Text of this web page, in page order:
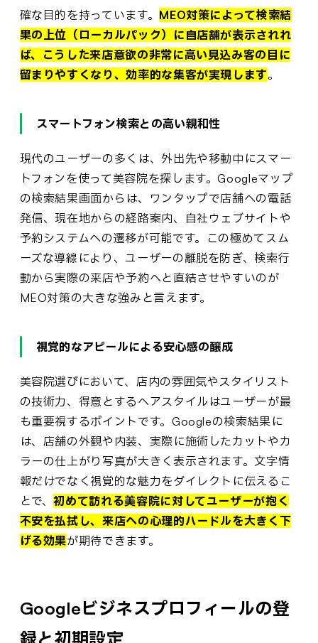
確な目的を持っています。 MEO対策によって検索結
果の上位（ローカルパック）に自店舗が表示されれ
ば、こうした来店意欲の非常に高い見込み客の目に
留まりやすくなり、効率的な集客が実現します。
スマートフォン検索との高い親和性
現代のユーザーの多くは、外出先や移動中にスマー
トフォンを使って美容院を探します。Googleマップ
の検索結果画面からは、ワンタップで店舗への電話
発信、現在地からの経路案内、自社ウェブサイトや
予約システムへの遷移が可能です。この極めてスム
ーズな導線により、ユーザーの離脱を防ぎ、検索行
動から実際の来店や予約へと直結させやすいのが
MEO対策の大きな強みと言えます。
視覚的なアピールによる安心感の醸成
美容院選びにおいて、店内の雰囲気やスタイリスト
の技術力、得意とするヘアスタイルはユーザーが最
も重要視するポイントです。Googleの検索結果に
は、店舗の外観や内装、実際に施術したカットやカ
ラーの仕上がり写真が大きく表示されます。文字情
報だけでなく視覚的な魅力をダイレクトに伝えるこ
とで、初めて訪れる美容院に対してユーザーが抱く
不安を払拭し、来店への心理的ハードルを大きく下
げる効果が期待できます。
Googleビジネスプロフィールの登
録と初期設定